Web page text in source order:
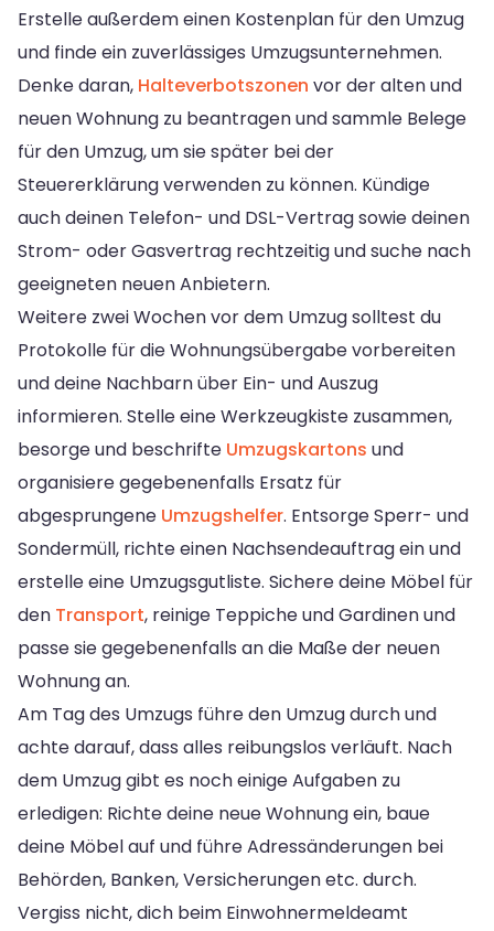
Erstelle außerdem einen Kostenplan für den Umzug
und finde ein zuverlässiges Umzugsunternehmen.
Denke daran, Halteverbotszonen vor der alten und
neuen Wohnung zu beantragen und sammle Belege
für den Umzug, um sie später bei der
Steuererklärung verwenden zu können. Kündige
auch deinen Telefon- und DSL-Vertrag sowie deinen
Strom- oder Gasvertrag rechtzeitig und suche nach
geeigneten neuen Anbietern.
Weitere zwei Wochen vor dem Umzug solltest du
Protokolle für die Wohnungsübergabe vorbereiten
und deine Nachbarn über Ein- und Auszug
informieren. Stelle eine Werkzeugkiste zusammen,
besorge und beschrifte Umzugskartons und
organisiere gegebenenfalls Ersatz für
abgesprungene Umzugshelfer. Entsorge Sperr- und
Sondermüll, richte einen Nachsendeauftrag ein und
erstelle eine Umzugsgutliste. Sichere deine Möbel für
den Transport, reinige Teppiche und Gardinen und
passe sie gegebenenfalls an die Maße der neuen
Wohnung an.
Am Tag des Umzugs führe den Umzug durch und
achte darauf, dass alles reibungslos verläuft. Nach
dem Umzug gibt es noch einige Aufgaben zu
erledigen: Richte deine neue Wohnung ein, baue
deine Möbel auf und führe Adressänderungen bei
Behörden, Banken, Versicherungen etc. durch.
Vergiss nicht, dich beim Einwohnermeldeamt